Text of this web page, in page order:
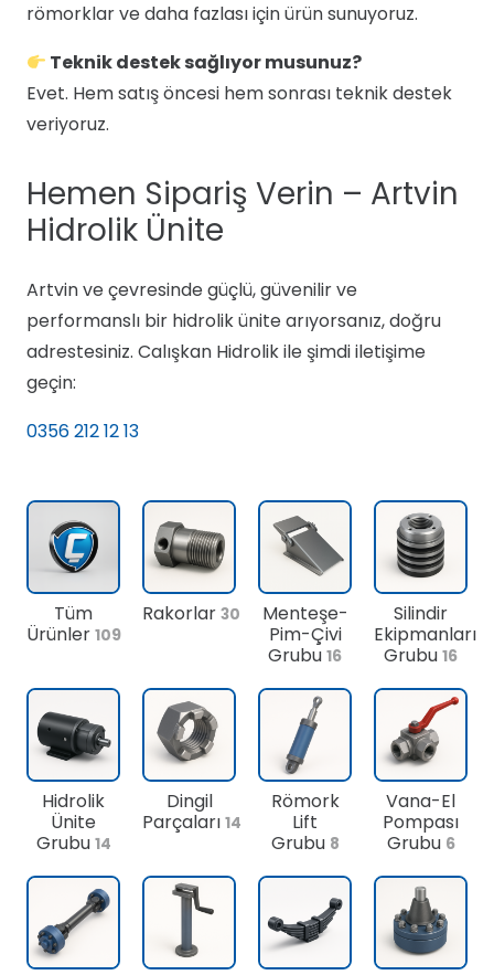
römorklar ve daha fazlası için ürün sunuyoruz.
Teknik destek sağlıyor musunuz?
Evet. Hem satış öncesi hem sonrası teknik destek
veriyoruz.
Hemen Sipariş Verin – Artvin
Hidrolik Ünite
Artvin ve çevresinde güçlü, güvenilir ve
performanslı bir hidrolik ünite arıyorsanız, doğru
adrestesiniz. Calışkan Hidrolik ile şimdi iletişime
geçin:
0356 212 12 13
Tüm
Ürünler 109
Rakorlar 30
Menteşe-
Pim-Çivi
Grubu 16
Silindir
Ekipmanları
Grubu 16
Hidrolik
Ünite
Grubu 14
Dingil
Parçaları 14
Römork
Lift
Grubu 8
Vana-El
Pompası
Grubu 6